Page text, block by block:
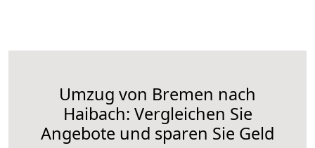
Umzug von Bremen nach
Haibach: Vergleichen Sie
Angebote und sparen Sie Geld